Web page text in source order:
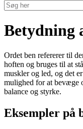
Betydning
Ordet ben refererer til
hoften og bruges til at
muskler og led, og det
mulighed for at bevæge
balance og styrke.
Eksempler på